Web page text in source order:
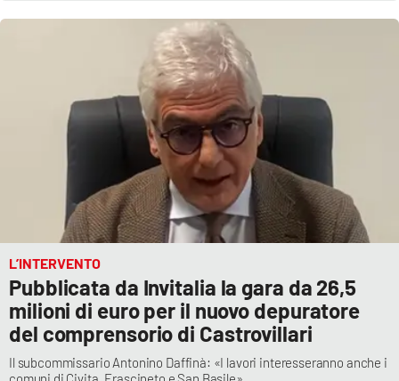
Lacitymag.it
Lacapitalenews.it
Ilreggino.it
Cosenzachannel.it
Ilvibonese.it
Catanzarochannel.it
APP
Android
L’INTERVENTO
Pubblicata da Invitalia la gara da 26,5
milioni di euro per il nuovo depuratore
del comprensorio di Castrovillari
Il subcommissario Antonino Daffinà: «I lavori interesseranno anche i